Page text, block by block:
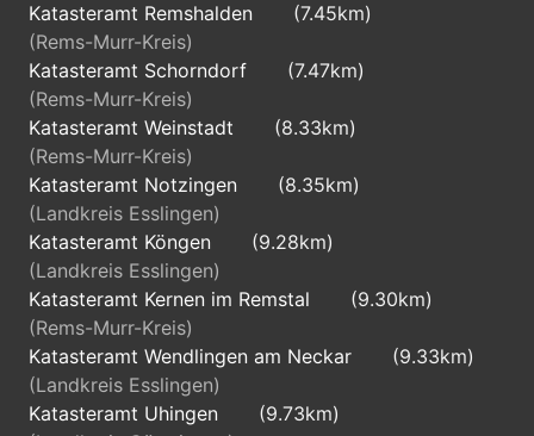
Katasteramt Remshalden
(7.45km)
(Rems-Murr-Kreis)
Katasteramt Schorndorf
(7.47km)
(Rems-Murr-Kreis)
Katasteramt Weinstadt
(8.33km)
(Rems-Murr-Kreis)
Katasteramt Notzingen
(8.35km)
(Landkreis Esslingen)
Katasteramt Köngen
(9.28km)
(Landkreis Esslingen)
Katasteramt Kernen im Remstal
(9.30km)
(Rems-Murr-Kreis)
Katasteramt Wendlingen am Neckar
(9.33km)
(Landkreis Esslingen)
Katasteramt Uhingen
(9.73km)